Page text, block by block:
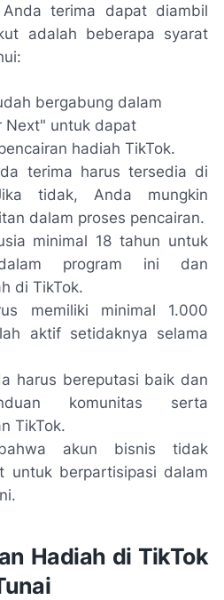
terima dapat diambil
adalah beberapa syarat
bergabung dalam
Next" untuk dapat
hadiah TikTok.
terima harus tersedia di
tidak, Anda mungkin
dalam proses pencairan.
minimal 18 tahun untuk
program ini dan
di TikTok.
memiliki minimal 1.000
aktif setidaknya selama
harus bereputasi baik dan
komunitas serta
TikTok.
akun bisnis tidak
untuk berpartisipasi dalam
Hadiah di TikTok